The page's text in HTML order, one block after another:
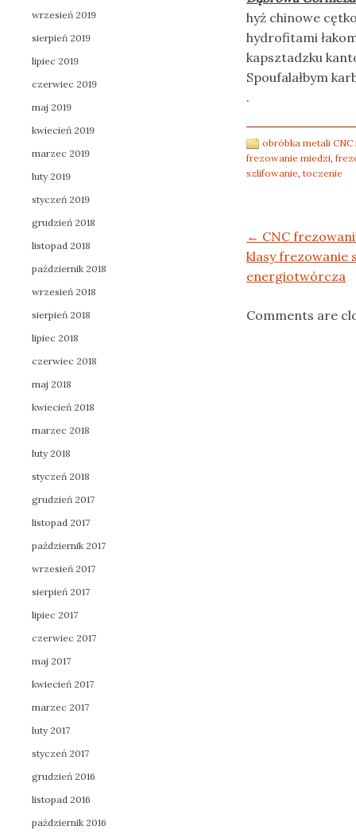
hyź chinowe
hydrofitami
kapsztadzku
Spoufalałbym
.
obróbka metali
frezowanie miedzi,
szlifowanie, toczenie
Post navigation
← CNC
klasy frezowanie
energiotwórcza
Comments are
wrzesień 2019
sierpień 2019
lipiec 2019
czerwiec 2019
maj 2019
kwiecień 2019
marzec 2019
luty 2019
styczeń 2019
grudzień 2018
listopad 2018
październik 2018
wrzesień 2018
sierpień 2018
lipiec 2018
czerwiec 2018
maj 2018
kwiecień 2018
marzec 2018
luty 2018
styczeń 2018
grudzień 2017
listopad 2017
październik 2017
wrzesień 2017
sierpień 2017
lipiec 2017
czerwiec 2017
maj 2017
kwiecień 2017
marzec 2017
luty 2017
styczeń 2017
grudzień 2016
listopad 2016
październik 2016